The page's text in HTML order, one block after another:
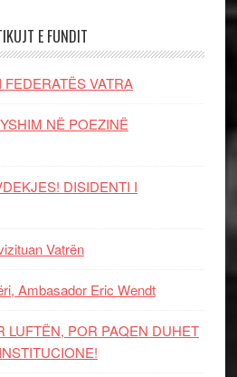
E FUNDIT
VATRA
NË POEZINË
DISIDENTI I
Vatrën
Ambasador Eric Wendt
LUFTËN, POR PAQEN DUHET